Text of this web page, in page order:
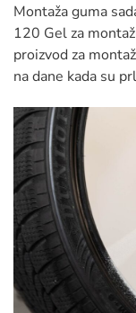
Montaža guma
120 Gel za
proizvod za
na dane kada su